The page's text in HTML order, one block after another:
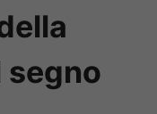
segno